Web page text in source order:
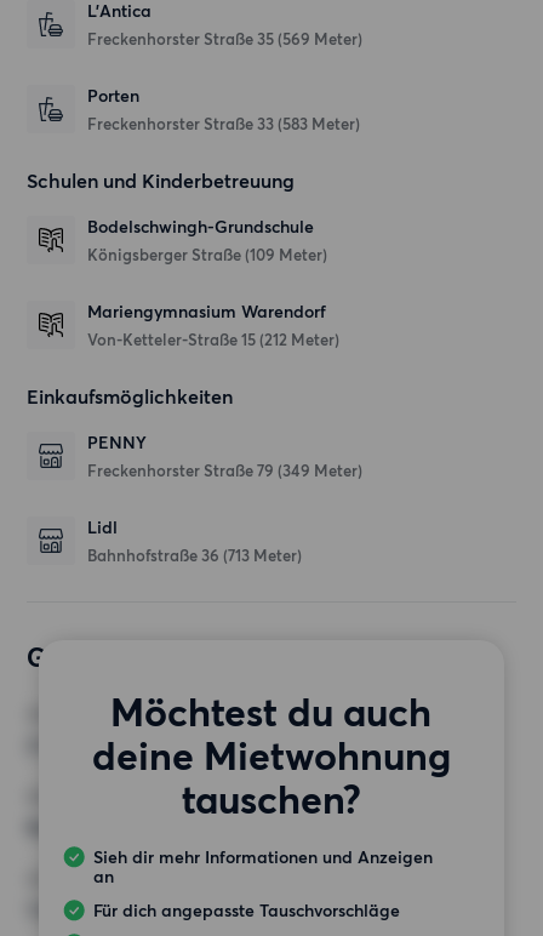
L'Antica
Freckenhorster Straße 35 (569 Meter)
Porten
Freckenhorster Straße 33 (583 Meter)
Schulen und Kinderbetreuung
Bodelschwingh-Grundschule
Königsberger Straße (109 Meter)
Mariengymnasium Warendorf
Von-Ketteler-Straße 15 (212 Meter)
Einkaufsmöglichkeiten
PENNY
Freckenhorster Straße 79 (349 Meter)
Lidl
Bahnhofstraße 36 (713 Meter)
Gewünschte Wohnung
Möchtest du auch
deine Mietwohnung
tauschen?
Sieh dir mehr Informationen und Anzeigen
an
Für dich angepasste Tauschvorschläge
2 Zimmer
MINDESTANZAHL AN QUADRATMETERN
HÖCHSTMIETE (KALTMIETE)
1 250 EUR